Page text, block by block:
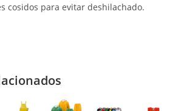
cosidos para evitar deshilachado.